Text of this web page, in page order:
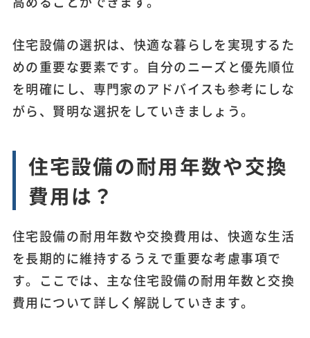
住宅設備の選択は、快適な暮らしを実現するた
めの重要な要素です。自分のニーズと優先順位
を明確にし、専門家のアドバイスも参考にしな
がら、賢明な選択をしていきましょう。
住宅設備の耐用年数や交換
費用は？
住宅設備の耐用年数や交換費用は、快適な生活
を長期的に維持するうえで重要な考慮事項で
す。ここでは、主な住宅設備の耐用年数と交換
費用について詳しく解説していきます。